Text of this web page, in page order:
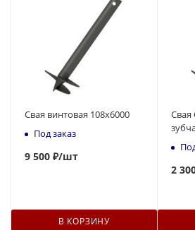
Свая винтовая 108x6000
Под заказ
9 500 ₽/шт
В КОРЗИНУ
Свая
2